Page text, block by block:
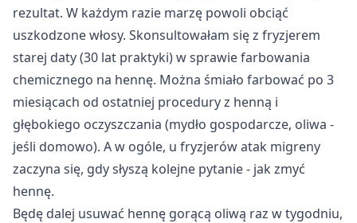
rezultat. W każdym razie marzę powoli obciąć
uszkodzone włosy. Skonsultowałam się z fryzjerem
starej daty (30 lat praktyki) w sprawie farbowania
chemicznego na hennę. Można śmiało farbować po 3
miesiącach od ostatniej procedury z henną i
głębokiego oczyszczania (mydło gospodarcze, oliwa -
jeśli domowo). A w ogóle, u fryzjerów atak migreny
zaczyna się, gdy słyszą kolejne pytanie - jak zmyć
hennę.
Będę dalej usuwać hennę gorącą oliwą raz w tygodniu,